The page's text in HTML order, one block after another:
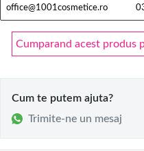
office@1001cosmetice.ro
Cumparand acest produs
Cum te putem ajuta?
Trimite-ne un mesaj